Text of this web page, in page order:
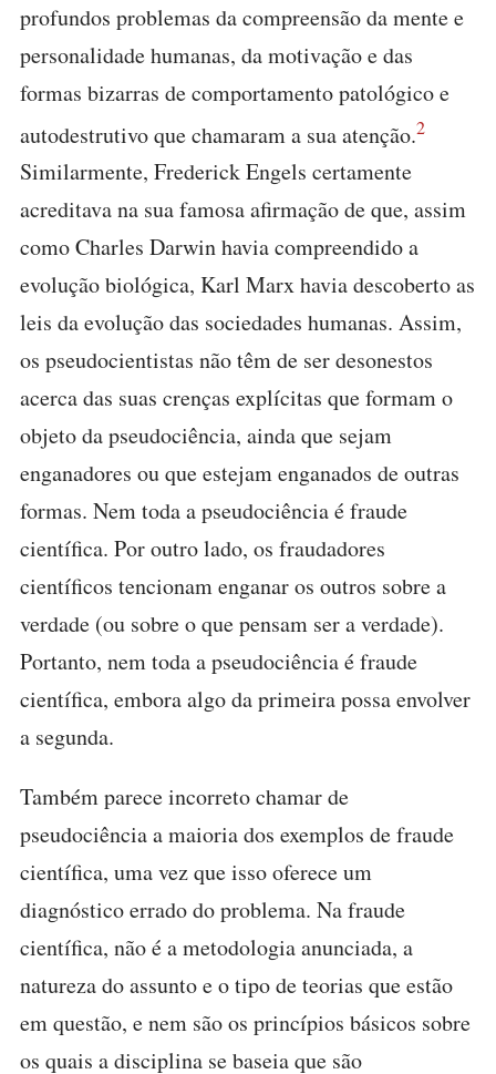
profundos problemas da compreensão da mente e
personalidade humanas, da motivação e das
formas bizarras de comportamento patológico e
autodestrutivo que chamaram a sua atenção.2
Similarmente, Frederick Engels certamente
acreditava na sua famosa afirmação de que, assim
como Charles Darwin havia compreendido a
evolução biológica, Karl Marx havia descoberto as
leis da evolução das sociedades humanas. Assim,
os pseudocientistas não têm de ser desonestos
acerca das suas crenças explícitas que formam o
objeto da pseudociência, ainda que sejam
enganadores ou que estejam enganados de outras
formas. Nem toda a pseudociência é fraude
científica. Por outro lado, os fraudadores
científicos tencionam enganar os outros sobre a
verdade (ou sobre o que pensam ser a verdade).
Portanto, nem toda a pseudociência é fraude
científica, embora algo da primeira possa envolver
a segunda.
Também parece incorreto chamar de
pseudociência a maioria dos exemplos de fraude
científica, uma vez que isso oferece um
diagnóstico errado do problema. Na fraude
científica, não é a metodologia anunciada, a
natureza do assunto e o tipo de teorias que estão
em questão, e nem são os princípios básicos sobre
os quais a disciplina se baseia que são